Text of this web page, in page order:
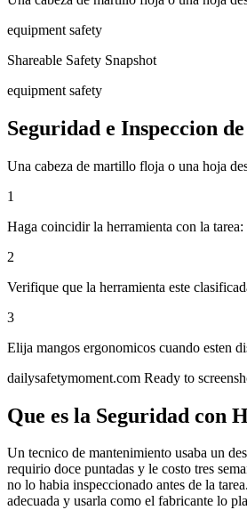
equipment safety
Shareable Safety Snapshot
equipment safety
Seguridad e Inspeccion
Una cabeza de martillo floja o una hoja
1
Haga coincidir la herramienta con la
2
Verifique que la herramienta este
3
Elija mangos ergonomicos cuando esten
dailysafetymoment.com Ready to
Que es la Seguridad con
Un tecnico de mantenimiento usaba un
requirio doce puntadas y le costo tres
no lo habia inspeccionado antes de la
adecuada y usarla como el fabricante lo